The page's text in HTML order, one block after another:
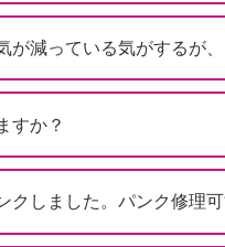
が減っている気がするが
すか？
クしました。パンク修理